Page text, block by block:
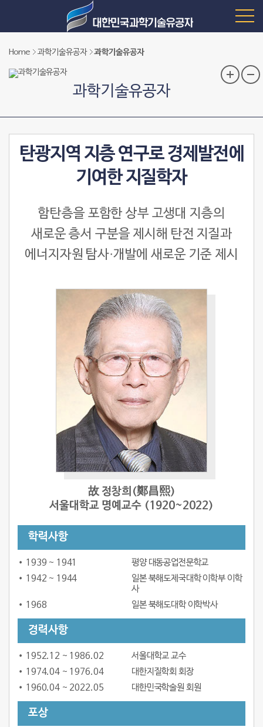
Home 과학기술유공자 과학기술유공자
과학기술유공자
탄광지역 지층 연구로 경제발전에
기여한 지질학자
함탄층을 포함한 상부 고생대 지층의
새로운 층서 구분을 제시해 탄전 지질과
에너지자원 탐사·개발에 새로운 기준 제시
故 정창희(鄭昌熙)
서울대학교 명예교수 (1920~2022)
학력사항
1939 ~ 1941
평양 대동공업전문학교
1942 ~ 1944
일본 북해도제국대학 이학부 이학
사
1968
일본 북해도대학 이학박사
경력사항
1952.12 ~ 1986.02
서울대학교 교수
1974.04 ~ 1976.04
대한지질학회 회장
1960.04 ~ 2022.05
대한민국학술원 회원
포상